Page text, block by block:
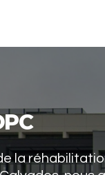
la